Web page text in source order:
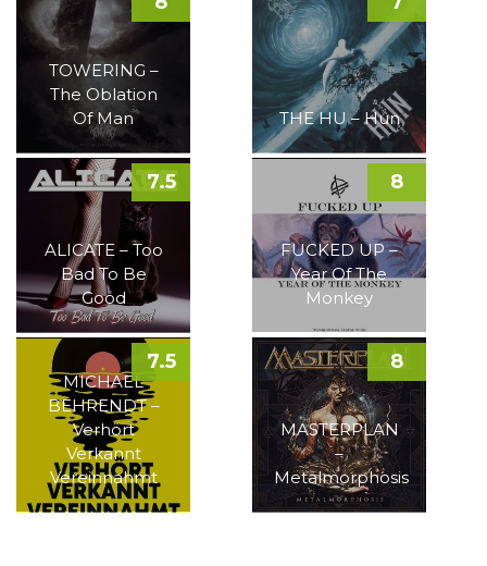
TOWERING –
The Oblation
Of Man
THE HU – Hun
ALICATE – Too
Bad To Be
Good
7.5
FUCKED UP –
Year Of The
Monkey
8
MICHAEL
BEHRENDT –
Verhört
Verkannt
Vereinnahmt
7.5
MASTERPLAN
–
Metalmorphosis
8